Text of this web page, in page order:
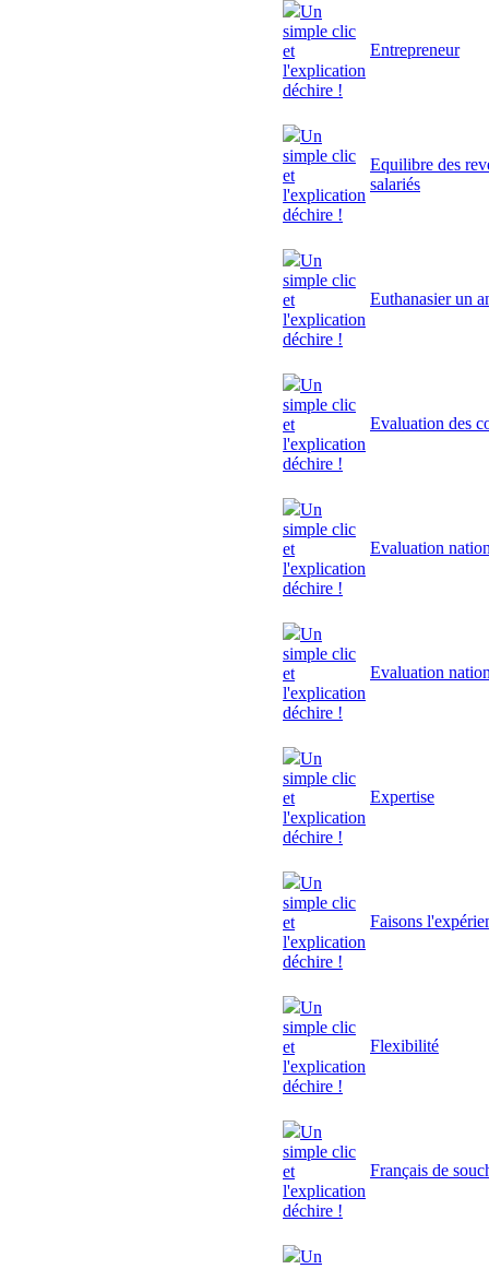
Un
simple clic
et
l'explication
déchire !
Entrepreneur
Un
simple clic
et
l'explication
déchire !
Equilibre des
salariés
Un
simple clic
et
l'explication
déchire !
Euthanasier un
Un
simple clic
et
l'explication
déchire !
Evaluation des
Un
simple clic
et
l'explication
déchire !
Evaluation
Un
simple clic
et
l'explication
déchire !
Evaluation
Un
simple clic
et
l'explication
déchire !
Expertise
Un
simple clic
et
l'explication
déchire !
Faisons
Un
simple clic
et
l'explication
déchire !
Flexibilité
Un
simple clic
et
l'explication
déchire !
Français de
Un